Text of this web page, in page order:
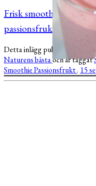
Frisk smoothie med
passionsfrukt!
Detta inlägg publicerades
Naturens bästaoch är taggat
SmoothiePassionsfrukt. 15